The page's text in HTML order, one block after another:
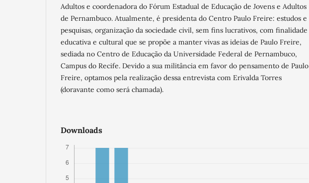
Adultos e coordenadora do Fórum Estadual de Educação de Jovens e Adultos
de Pernambuco. Atualmente, é presidenta do Centro Paulo Freire: estudos e
pesquisas, organização da sociedade civil, sem fins lucrativos, com finalidade
educativa e cultural que se propõe a manter vivas as ideias de Paulo Freire,
sediada no Centro de Educação da Universidade Federal de Pernambuco,
Campus do Recife. Devido a sua militância em favor do pensamento de Paulo
Freire, optamos pela realização dessa entrevista com Erivalda Torres
(doravante como será chamada).
Downloads